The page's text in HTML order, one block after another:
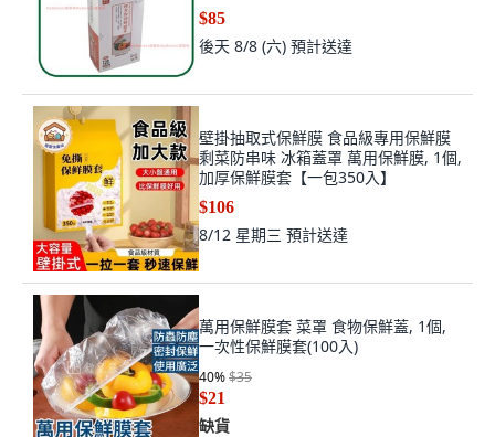
$85
後天 8/8 (六) 預計送達
壁掛抽取式保鮮膜 食品級專用保鮮膜
剩菜防串味 冰箱蓋罩 萬用保鮮膜, 1個,
加厚保鮮膜套【一包350入】
$106
8/12 星期三 預計送達
萬用保鮮膜套 菜罩 食物保鮮蓋, 1個,
一次性保鮮膜套(100入)
40%$35
$21
缺貨